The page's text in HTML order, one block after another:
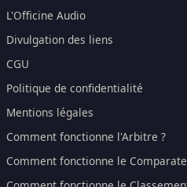
L'Officine Audio
Divulgation des liens
CGU
Politique de confidentialité
Mentions légales
Comment fonctionne l'Arbitre ?
Comment fonctionne le